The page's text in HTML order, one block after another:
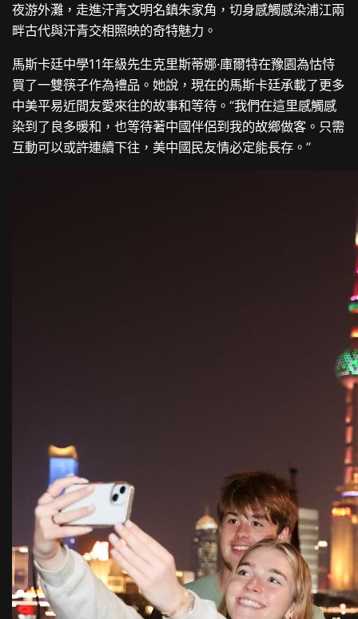
夜游外灘，走進汗青文明名鎮朱家角，切身感觸感染浦江兩
畔古代與汗青交相照映的奇特魅力。
馬斯卡廷中學11年級先生克里斯蒂娜·庫爾特在豫園為怙恃
買了一雙筷子作為禮品。她說，現在的馬斯卡廷承載了更多
中美平易近間友愛來往的故事和等待。“我們在這里感觸感
染到了良多暖和，也等待著中國伴侶到我的故鄉做客。只需
互動可以或許連續下往，美中國民友情必定能長存。”